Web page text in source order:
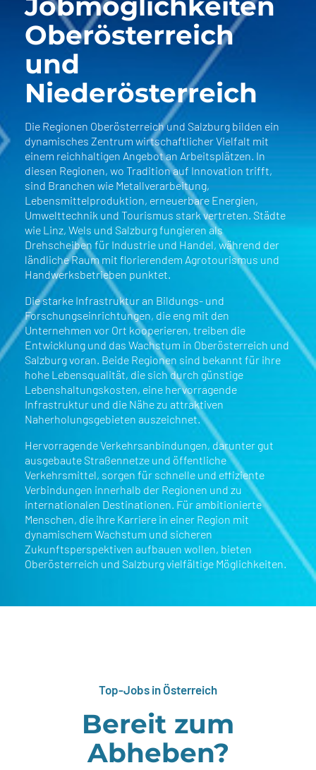
Oberösterreich
und
Niederösterreich
Die Regionen Oberösterreich und Salzburg bilden ein
dynamisches Zentrum wirtschaftlicher Vielfalt mit
einem reichhaltigen Angebot an Arbeitsplätzen. In
diesen Regionen, wo Tradition auf Innovation trifft,
sind Branchen wie Metallverarbeitung,
Lebensmittelproduktion, erneuerbare Energien,
Umwelttechnik und Tourismus stark vertreten. Städte
wie Linz, Wels und Salzburg fungieren als
Drehscheiben für Industrie und Handel, während der
ländliche Raum mit florierendem Agrotourismus und
Handwerksbetrieben punktet.
Die starke Infrastruktur an Bildungs- und
Forschungseinrichtungen, die eng mit den
Unternehmen vor Ort kooperieren, treiben die
Entwicklung und das Wachstum in Oberösterreich und
Salzburg voran. Beide Regionen sind bekannt für ihre
hohe Lebensqualität, die sich durch günstige
Lebenshaltungskosten, eine hervorragende
Infrastruktur und die Nähe zu attraktiven
Naherholungsgebieten auszeichnet.
Hervorragende Verkehrsanbindungen, darunter gut
ausgebaute Straßennetze und öffentliche
Verkehrsmittel, sorgen für schnelle und effiziente
Verbindungen innerhalb der Regionen und zu
internationalen Destinationen. Für ambitionierte
Menschen, die ihre Karriere in einer Region mit
dynamischem Wachstum und sicheren
Zukunftsperspektiven aufbauen wollen, bieten
Oberösterreich und Salzburg vielfältige Möglichkeiten.
Top-Jobs in Österreich
Bereit zum
Abheben?